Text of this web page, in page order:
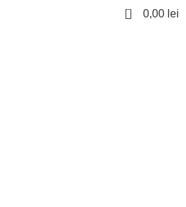
0 0,00 lei